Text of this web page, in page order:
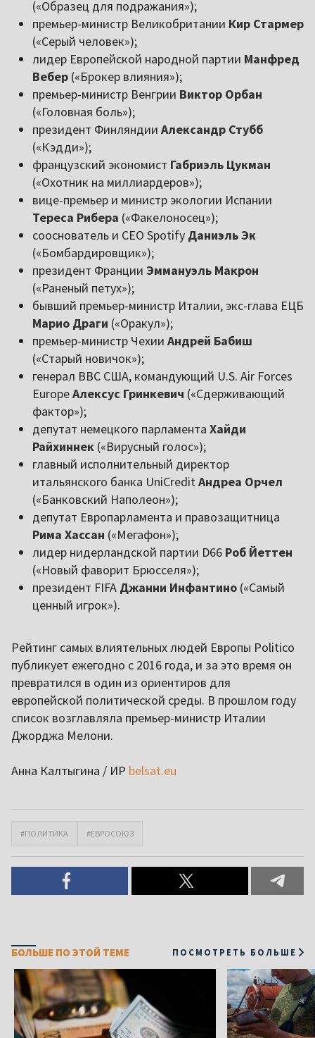
(«Образец для подражания»);
премьер-министр Великобритании Кир Стармер
(«Серый человек»);
лидер Европейской народной партии Манфред
Вебер («Брокер влияния»);
премьер-министр Венгрии Виктор Орбан
(«Головная боль»);
президент Финляндии Александр Стубб
(«Кэдди»);
французский экономист Габриэль Цукман
(«Охотник на миллиардеров»);
вице-премьер и министр экологии Испании
Тереса Рибера («Факелоносец»);
сооснователь и CEO Spotify Даниэль Эк
(«Бомбардировщик»);
президент Франции Эммануэль Макрон
(«Раненый петух»);
бывший премьер-министр Италии, экс-глава ЕЦБ
Марио Драги («Оракул»);
премьер-министр Чехии Андрей Бабиш
(«Старый новичок»);
генерал ВВС США, командующий U.S. Air Forces
EuropeАлексус Гринкевич («Сдерживающий
фактор»);
депутат немецкого парламента Хайди
Райхиннек («Вирусный голос»);
главный исполнительный директор
итальянского банка UniCreditАндреа Орчел
(«Банковский Наполеон»);
депутат Европарламента и правозащитница
Рима Хассан («Мегафон»);
лидер нидерландской партии D66 Роб Йеттен
(«Новый фаворит Брюсселя»);
президент FIFA Джанни Инфантино («Самый
ценный игрок»).
Рейтинг самых влиятельных людей Европы Politico
публикует ежегодно с 2016 года, и за это время он
превратился в один из ориентиров для
европейской политической среды. В прошлом году
список возглавляла премьер-министр Италии
Джорджа Мелони.
Анна Калтыгина / ИР belsat.eu
#ПОЛИТИКА #ЕВРОСОЮЗ
БОЛЬШЕ ПО ЭТОЙ ТЕМЕ ПОСМОТРЕТЬ БОЛЬШЕ